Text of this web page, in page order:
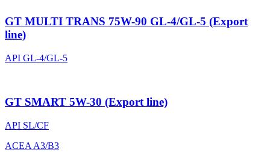
GT MULTI TRANS 75W-90 GL-4/GL-5 (Export
line)
API GL-4/GL-5
GT SMART 5W-30 (Export line)
API SL/CF
ACEA A3/B3